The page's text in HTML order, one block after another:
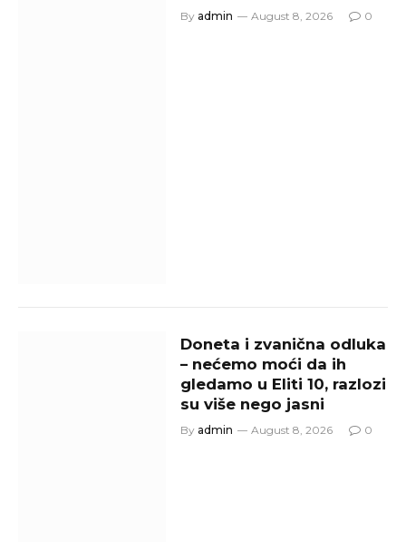
By admin August 8, 2026 0
Doneta i zvanična odluka
– nećemo moći da ih
gledamo u Eliti 10, razlozi
su više nego jasni
By admin August 8, 2026 0